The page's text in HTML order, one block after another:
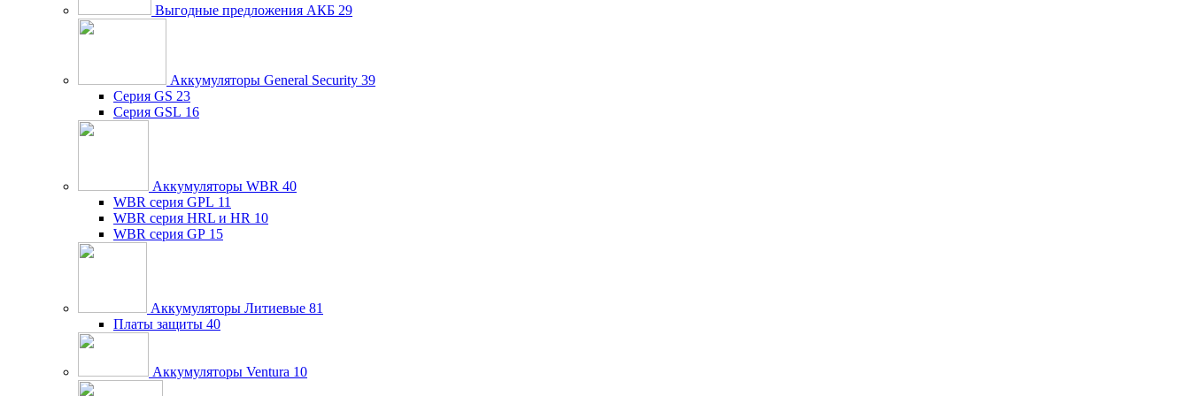
Выгодные предложения АКБ 29
Аккумуляторы General Security 39
Серия GS 23
Серия GSL 16
Аккумуляторы WBR 40
WBR серия GPL 11
WBR серия HRL и HR 10
WBR серия GP 15
Аккумуляторы Литиевые 81
Платы защиты 40
Аккумуляторы Ventura 10